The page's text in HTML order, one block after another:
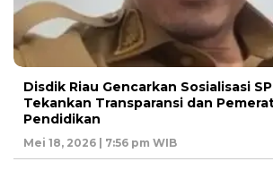
Disdik Riau Gencarkan Sosialisasi
Tekankan Transparansi dan
Pendidikan
Mei 18, 2026 | 7:56 pm WIB